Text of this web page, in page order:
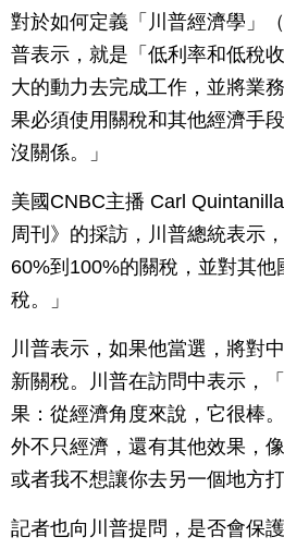
對於如何定義「川普經濟學」
普表示，就是「低利率和低稅
大的動力去完成工作，並將業
果必須使用關稅和其他經濟手
沒關係。」
美國CNBC主播 Carl
周刊》的採訪，川普總統表示
60%到100%的關稅，並對其他
稅。」
川普表示，如果他當選，將對
新關稅。川普在訪問中表示，
果：從經濟角度來說，它很棒
外不只經濟，還有其他效果，
或者我不想讓你去另一個地方打
記者也向川普提問，是否會保